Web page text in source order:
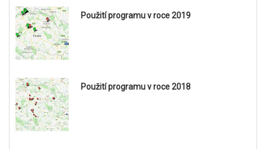
Použití programu v roce 2019
Použití programu v roce 2018